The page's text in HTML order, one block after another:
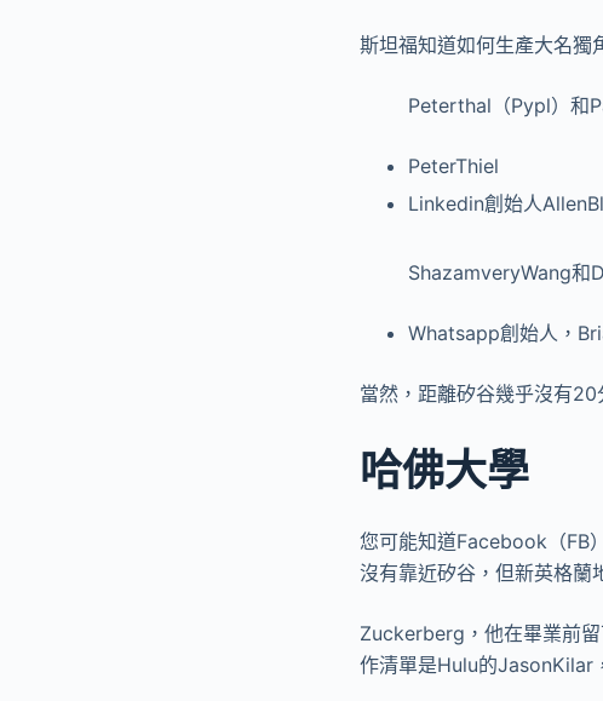
斯坦福知道如何生產大名獨
Peterthal（Pypl）和
PeterThiel
Linkedin創始人
ShazamveryWang和
Whatsapp創始人，
當然，距離矽谷幾乎沒有20
哈佛大學
您可能知道Facebook（FB
沒有靠近矽谷，但新英格蘭
Zuckerberg，他在畢業前
作清單是Hulu的